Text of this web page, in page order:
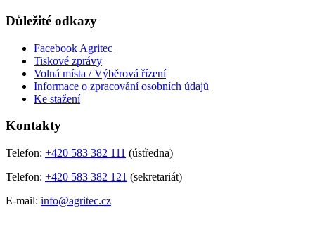
Důležité odkazy
Facebook Agritec
Tiskové zprávy
Volná místa / Výběrová řízení
Informace o zpracování osobních údajů
Ke stažení
Kontakty
Telefon: +420 583 382 111 (ústředna)
Telefon: +420 583 382 121 (sekretariát)
E-mail: info@agritec.cz